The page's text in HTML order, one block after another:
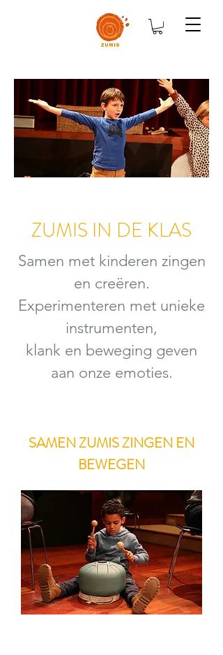
ZUMIS IN DE KLAS
Samen met kinderen zingen
en creëren.
Experimenteren met unieke
instrumenten,
klank en beweging geven
aan onze emoties.
SAMEN ZUMIS ZINGEN EN
BEWEGEN